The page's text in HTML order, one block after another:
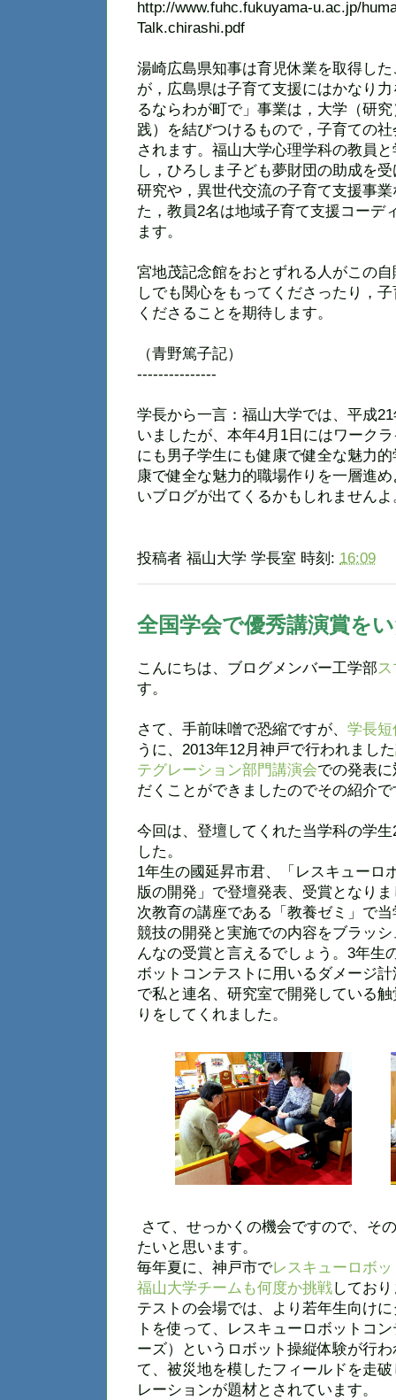
http://www.fuhc.fukuyama-u.ac.jp/
Talk.chirashi.pdf
湯崎広島県知事は育児休業を取得し
が，広島県は子育て支援にはかなり
るならわが町で」事業は，大学（研
践）を結びつけるもので，子育ての
されます。福山大学心理学科の教員
し，ひろしま子ども夢財団の助成を
研究や，異世代交流の子育て支援事
た，教員2名は地域子育て支援コーデ
ます。
宮地茂記念館をおとずれる人がこの
しでも関心をもってくださったり，
くださることを期待します。
（青野篤子記）
---------------
学長から一言：福山大学では、平成
いましたが、本年4月1日にはワーク
にも男子学生にも健康で健全な魅力
康で健全な魅力的職場作りを一層進
いブログが出てくるかもしれません
投稿者 福山大学 学長室 時刻: 16:09
全国学会で優秀講演賞を
こんにちは、ブログメンバー工学部
す。
さて、手前味噌で恐縮ですが、 学長短
うに、2013年12月神戸で行われました
テグレーション部門講演会での発表
だくことができましたのでその紹介で
今回は、登壇してくれた当学科の学
した。
1年生の國延昇市君、「レスキューロ
版の開発」で登壇発表、受賞となり
次教育の講座である「教養ゼミ」で
競技の開発と実施での内容をブラッ
んなの受賞と言えるでしょう。3年生
ボットコンテストに用いるダメージ
で私と連名、研究室で開発している
りをしてくれました。
さて、せっかくの機会ですので、そ
たいと思います。
毎年夏に、神戸市でレスキューロボ
福山大学チームも何度か挑戦してお
テストの会場では、より若年生向け
トを使って、レスキューロボットコ
ーズ）というロボット操縦体験が行
て、被災地を模したフィールドを走
レーションが題材とされています。